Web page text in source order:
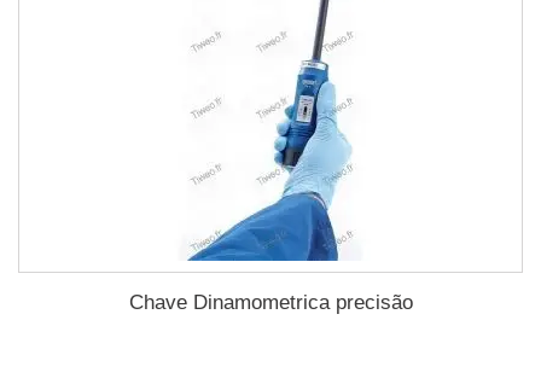
Chave Dinamometrica precisão